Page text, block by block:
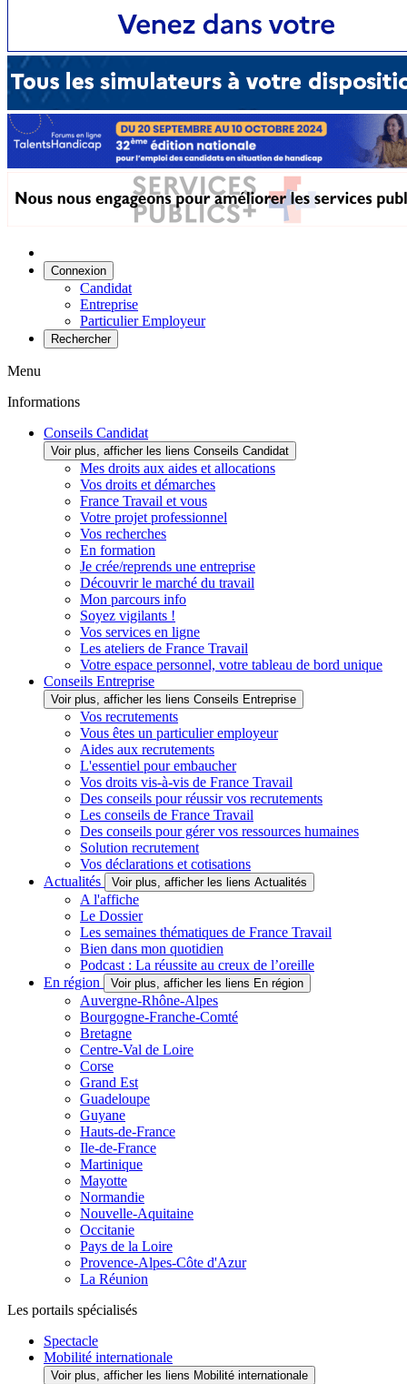
Connexion
Candidat
Entreprise
Particulier Employeur
Rechercher
Menu
Informations
Conseils Candidat
Voir plus, afficher les liens Conseils Candidat
Mes droits aux aides et allocations
Vos droits et démarches
France Travail et vous
Votre projet professionnel
Vos recherches
En formation
Je crée/reprends une entreprise
Découvrir le marché du travail
Mon parcours info
Soyez vigilants !
Vos services en ligne
Les ateliers de France Travail
Votre espace personnel, votre tableau de bord unique
Conseils Entreprise
Voir plus, afficher les liens Conseils Entreprise
Vos recrutements
Vous êtes un particulier employeur
Aides aux recrutements
L'essentiel pour embaucher
Vos droits vis-à-vis de France Travail
Des conseils pour réussir vos recrutements
Les conseils de France Travail
Des conseils pour gérer vos ressources humaines
Solution recrutement
Vos déclarations et cotisations
Actualités
Voir plus, afficher les liens Actualités
A l'affiche
Le Dossier
Les semaines thématiques de France Travail
Bien dans mon quotidien
Podcast : La réussite au creux de l’oreille
En région
Voir plus, afficher les liens En région
Auvergne-Rhône-Alpes
Bourgogne-Franche-Comté
Bretagne
Centre-Val de Loire
Corse
Grand Est
Guadeloupe
Guyane
Hauts-de-France
Ile-de-France
Martinique
Mayotte
Normandie
Nouvelle-Aquitaine
Occitanie
Pays de la Loire
Provence-Alpes-Côte d'Azur
La Réunion
Les portails spécialisés
Spectacle
Mobilité internationale
Voir plus, afficher les liens Mobilité internationale